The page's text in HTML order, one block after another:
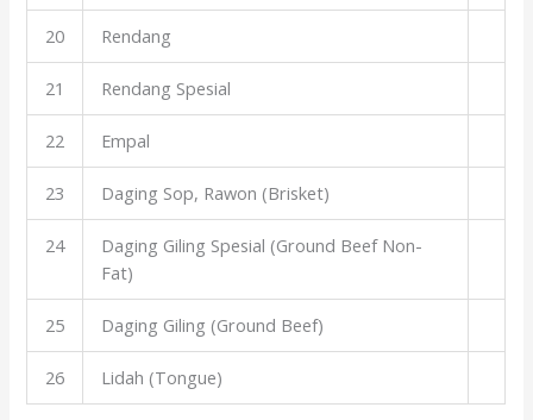
20 Rendang
21 Rendang Spesial
22 Empal
23 Daging Sop, Rawon (Brisket)
24
Daging Giling Spesial (Ground Beef Non-
Fat)
25 Daging Giling (Ground Beef)
26 Lidah (Tongue)